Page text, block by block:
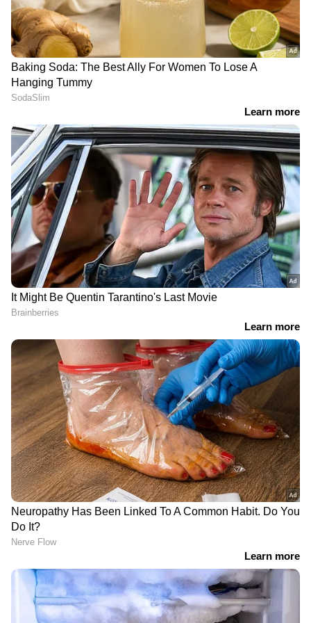
DOWNLOAD APP
അറിയാൻ
എപ്പോഴും ഏഷ്യാനെറ്റ് ന്യൂസ് വാർത്തകൾ.
Malayalam Newsഅപ്‌ഡേറ്റുകളും
ആഴത്തിലുള്ള വിശകലനവും സമഗ്രമായ
റിപ്പോർട്ടിംഗും — എല്ലാം ഒരൊറ്റ സ്ഥലത്ത്.
ഏത് സമയത്തും, എവിടെയും
വിശ്വസനീയമായ വാർത്തകൾ ലഭിക്കാൻ
Asianet News Malayalam
RECOMMENDED STORIES